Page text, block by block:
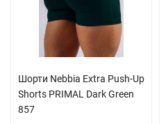
Шорти Nebbia Extra Push-Up
Shorts PRIMAL Dark Green
857